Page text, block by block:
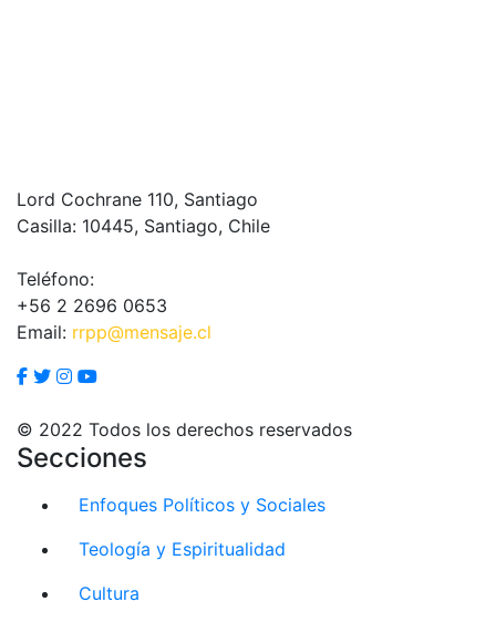
Lord Cochrane 110, Santiago
Casilla: 10445, Santiago, Chile
Teléfono:
+56 2 2696 0653
Email: rrpp@mensaje.cl
© 2022 Todos los derechos reservados
Secciones
Enfoques Políticos y Sociales
Teología y Espiritualidad
Cultura